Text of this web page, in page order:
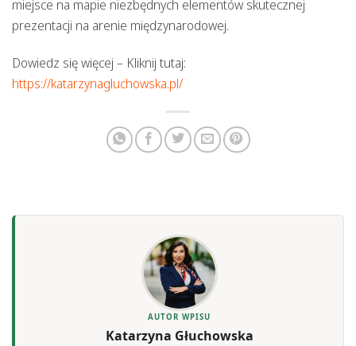
miejsce na mapie niezbędnych elementów skutecznej
prezentacji na arenie międzynarodowej.
Dowiedz się więcej – Kliknij tutaj:
https://katarzynagluchowska.pl/
AUTOR WPISU
Katarzyna Głuchowska